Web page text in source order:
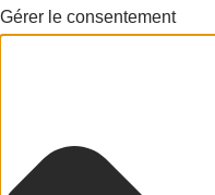
Gérer le consentement